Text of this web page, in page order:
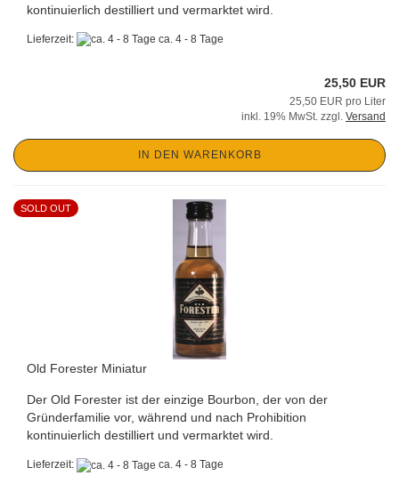
kontinuierlich destilliert und vermarktet wird.
Lieferzeit: ca. 4 - 8 Tage
25,50 EUR
25,50 EUR pro Liter
inkl. 19% MwSt. zzgl. Versand
IN DEN WARENKORB
SOLD OUT
Old Forester Miniatur
Der Old Forester ist der einzige Bourbon, der von der
Gründerfamilie vor, während und nach Prohibition
kontinuierlich destilliert und vermarktet wird.
Lieferzeit: ca. 4 - 8 Tage